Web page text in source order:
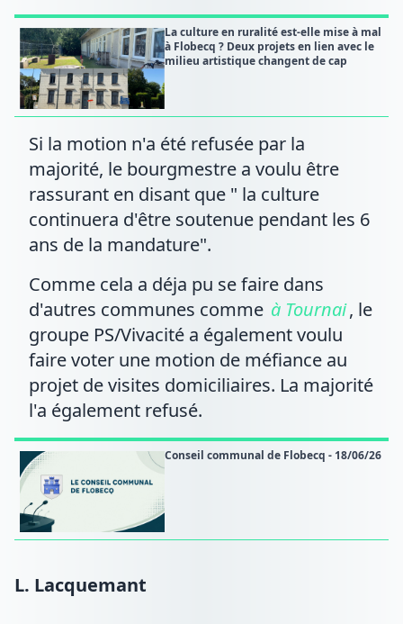
La culture en ruralité est-elle mise à mal
à Flobecq ? Deux projets en lien avec le
milieu artistique changent de cap
Si la motion n'a été refusée par la
majorité, le bourgmestre a voulu être
rassurant en disant que " la culture
continuera d'être soutenue pendant les 6
ans de la mandature".
Comme cela a déja pu se faire dans
d'autres communes comme à Tournai, le
groupe PS/Vivacité a également voulu
faire voter une motion de méfiance au
projet de visites domiciliaires. La majorité
l'a également refusé.
Conseil communal de Flobecq - 18/06/26
L. Lacquemant